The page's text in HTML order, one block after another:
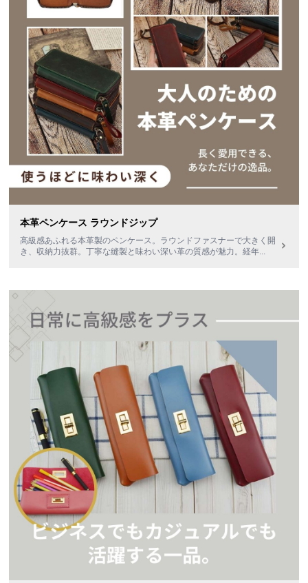
本革ペンケース ラウンドジップ
高級感あふれる本革製のペンケース。ラウンドファスナーで大きく開
き、収納力抜群。丁寧な縫製と味わい深い革の質感が魅力。経年